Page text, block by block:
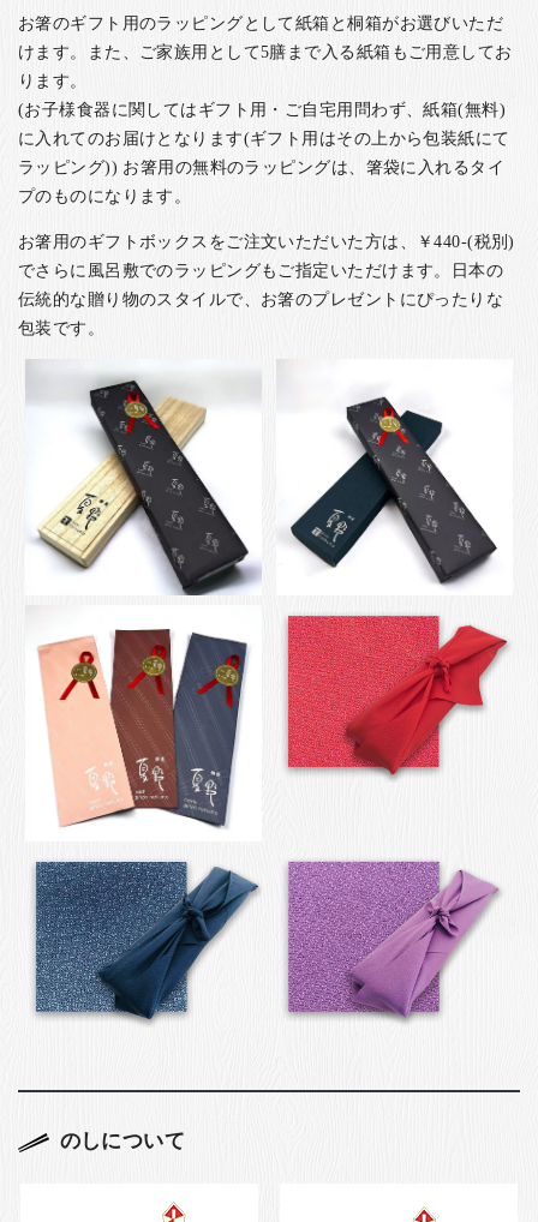
お箸のギフト用のラッピングとして紙箱と桐箱がお選びいただ
けます。また、ご家族用として5膳まで入る紙箱もご用意してお
ります。
(お子様食器に関してはギフト用・ご自宅用問わず、紙箱(無料)
に入れてのお届けとなります(ギフト用はその上から包装紙にて
ラッピング)) お箸用の無料のラッピングは、箸袋に入れるタイ
プのものになります。
お箸用のギフトボックスをご注文いただいた方は、￥440-(税別)
でさらに風呂敷でのラッピングもご指定いただけます。日本の
伝統的な贈り物のスタイルで、お箸のプレゼントにぴったりな
包装です。
のしについて